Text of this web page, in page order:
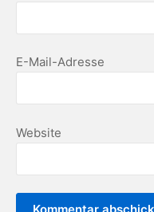
E-Mail-Adresse
Website